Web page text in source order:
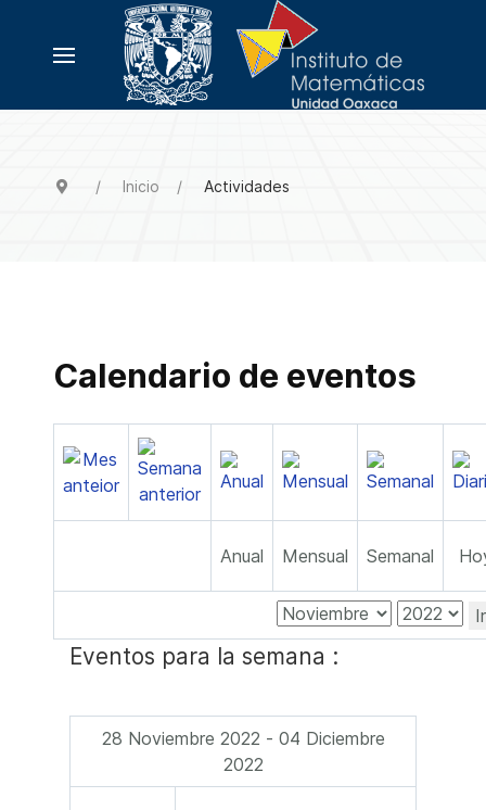
Inicio Actividades
Calendario de eventos
Anual Mensual Semanal
Eventos para la semana :
28 Noviembre 2022 - 04 Diciembre
2022